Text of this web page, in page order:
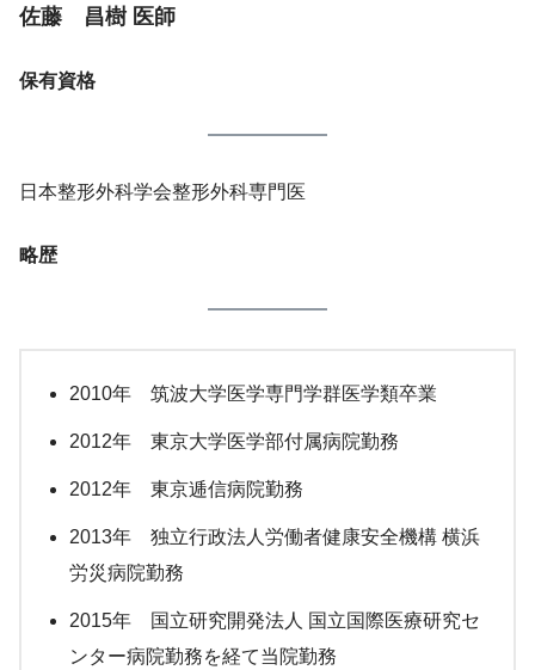
佐藤 昌樹 医師
保有資格
日本整形外科学会整形外科専門医
略歴
2010年 筑波大学医学専門学群医学類卒業
2012年 東京大学医学部付属病院勤務
2012年 東京逓信病院勤務
2013年 独立行政法人労働者健康安全機構 横浜
労災病院勤務
2015年 国立研究開発法人 国立国際医療研究セ
ンター病院勤務を経て当院勤務